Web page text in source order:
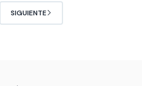
SIGUIENTE